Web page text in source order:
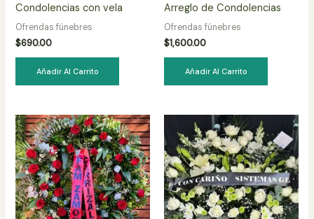
Condolencias con vela
Ofrendas fúnebres
$690.00
Añadir Al Carrito
Arreglo de Condolencias
Ofrendas fúnebres
$1,600.00
Añadir Al Carrito